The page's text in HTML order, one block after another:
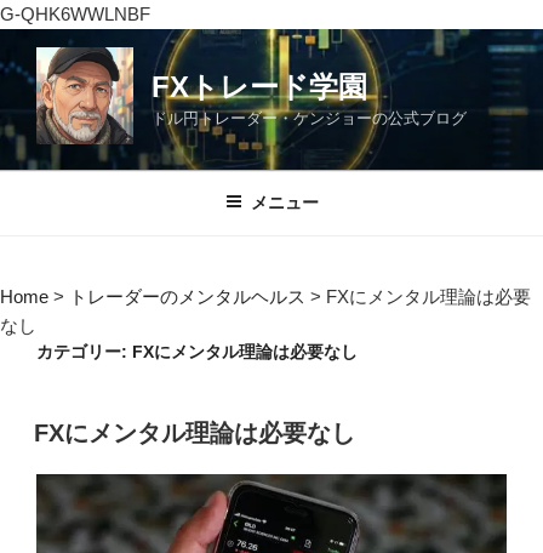
G-QHK6WWLNBF
ン
ン
ツ
プ
FXトレード学園
ドル円トレーダー・ケンジョーの公式ブログ
メニュー
Home > トレーダーのメンタルヘルス > FXにメンタル理論は必要
なし
カテゴリー: FXにメンタル理論は必要なし
投
稿
FXにメンタル理論は必要なし